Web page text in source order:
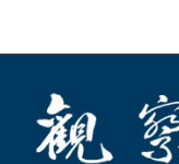
住及工作之需
塑企業進駐、長
的出現、工業區